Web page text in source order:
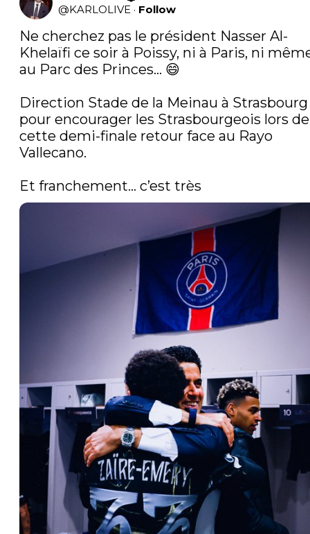
@KARLOLIVE · Follow
Ne cherchez pas le président Nasser Al-
Khelaïfi ce soir à Poissy, ni à Paris, ni
au Parc des Princes… 😄
Direction Stade de la Meinau à Strasbourg
pour encourager les Strasbourgeois lors de
cette demi-finale retour face au Rayo
Vallecano.
Et franchement… c’est très